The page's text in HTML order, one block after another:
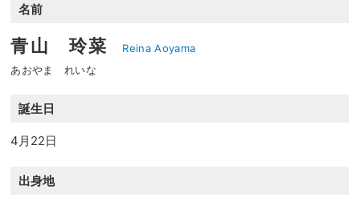
名前
青山 玲菜
Reina Aoyama
あおやま れいな
誕生日
4月22日
出身地